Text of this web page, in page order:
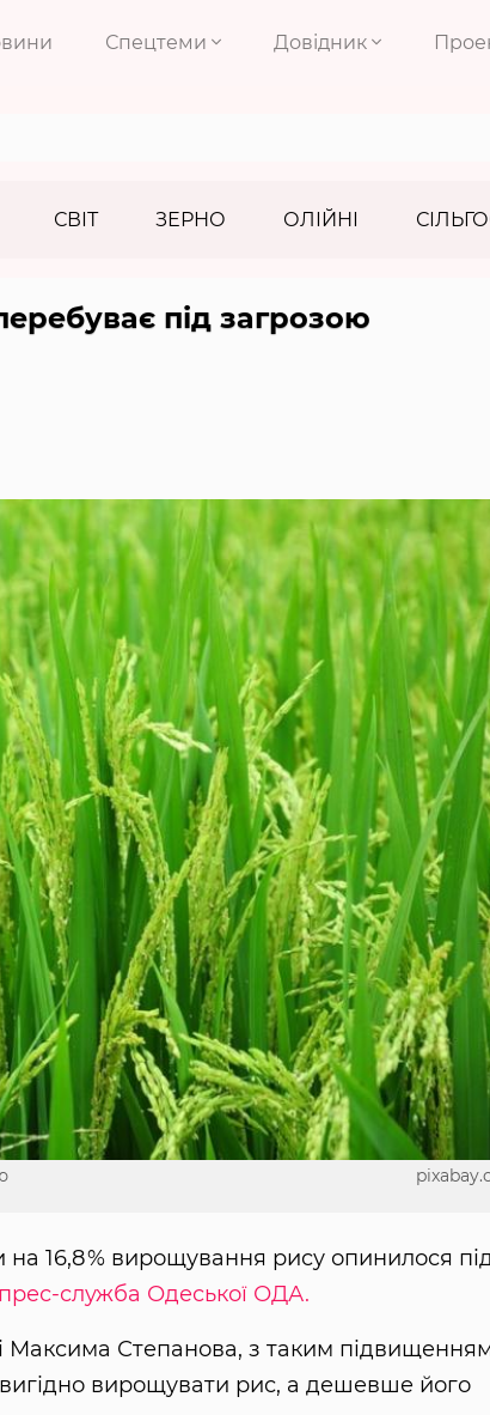
Спецтеми Довідник
СВІТ ЗЕРНО ОЛІЙНІ
під загрозою
на 16,8 % вирощування рису опинилося
прес-служба Одеської ОДА.
Максима Степанова, з таким
вирощувати рис, а дешевше його